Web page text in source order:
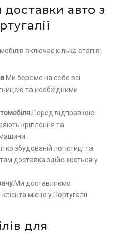
авто з
включає кілька етапів:
Ми беремо на себе всі
та необхідними
Перед відправкою
кріплення та
збудованій логістиці та
доставка здійснюється у
Ми доставляємо
місце у Португалії.
для